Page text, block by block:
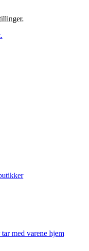
med varene hjem